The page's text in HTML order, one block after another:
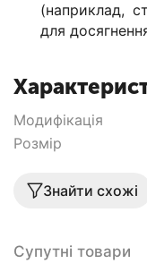
(наприклад,
для
Модифікація
Розмір
Знайти схожі
Супутні товари